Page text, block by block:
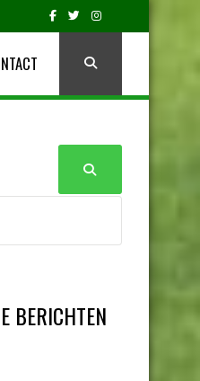
BERICHTEN